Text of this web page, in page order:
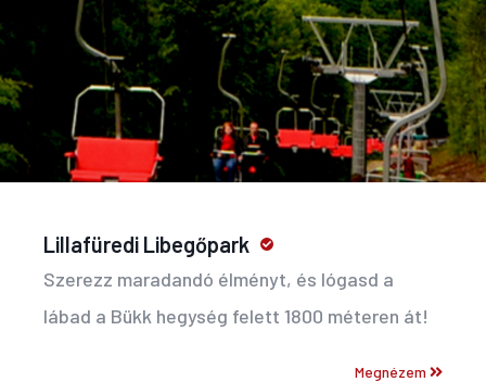
Lillafüredi Libegőpark
Szerezz maradandó élményt, és lógasd a
lábad a Bükk hegység felett 1800 méteren át!
Megnézem